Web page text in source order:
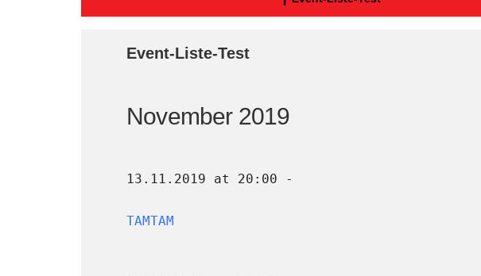
Event-Liste-Test
November 2019
13.11.2019 at 20:00 -
TAMTAM